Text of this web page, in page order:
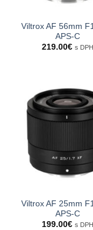
Viltrox AF 56mm
APS-C
219.00€ s DPH
Viltrox AF 25mm
APS-C
199.00€ s DPH